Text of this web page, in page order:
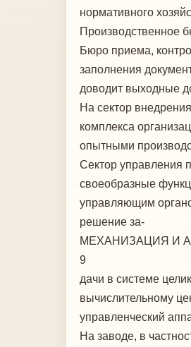
нормативного
Производственное
Бюро приема,
заполнения
доводит выход­ные
На сектор
комплекса
опытными
Сектор управления
своеобразные
управляющим
решение за-
МЕХАНИЗАЦИЯ И
9
дачи в системе
вычислительному
управленческий
На заводе, в